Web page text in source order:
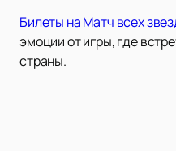
Билеты на Матч всех
эмоции от игры, где
страны.